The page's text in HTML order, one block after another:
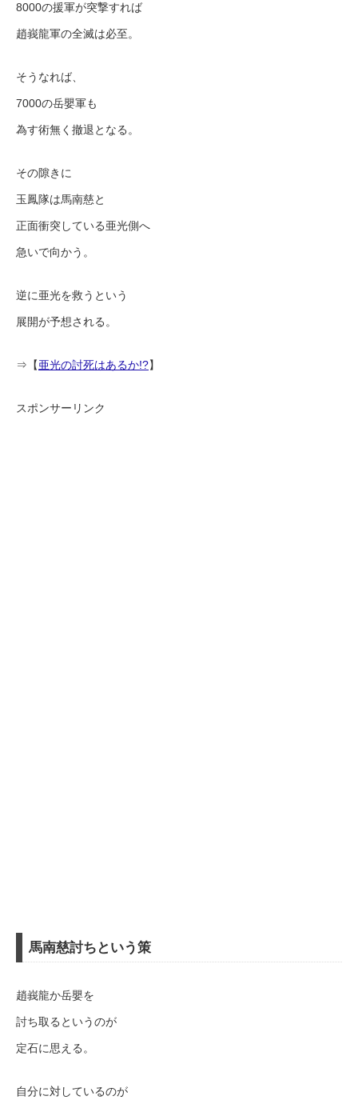
8000の援軍が突撃すれば
趙峩龍軍の全滅は必至。
そうなれば、
7000の岳嬰軍も
為す術無く撤退となる。
その隙きに
玉鳳隊は馬南慈と
正面衝突している亜光側へ
急いで向かう。
逆に亜光を救うという
展開が予想される。
⇒【亜光の討死はあるか!?】
スポンサーリンク
馬南慈討ちという策
趙峩龍か岳嬰を
討ち取るというのが
定石に思える。
自分に対しているのが